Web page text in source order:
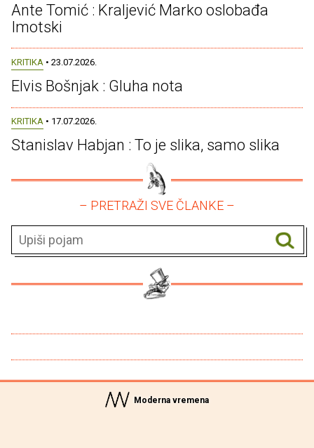
Ante Tomić : Kraljević Marko oslobađa
Imotski
KRITIKA • 23.07.2026.
Elvis Bošnjak : Gluha nota
KRITIKA • 17.07.2026.
Stanislav Habjan : To je slika, samo slika
– PRETRAŽI SVE ČLANKE –
Moderna vremena